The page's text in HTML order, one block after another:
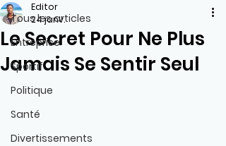
Tous les articles
Entreprise
Sportif
Politique
Santé
Divertissements
Le Secret Pour Ne Plus
Jamais Se Sentir Seul
Editor
24 janv.